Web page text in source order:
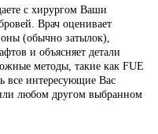
с хирургом Ваши
Врач оценивает
(обычно затылок),
и объясняет детали
методы, такие как FUE
все интересующие Вас
любом другом выбранном